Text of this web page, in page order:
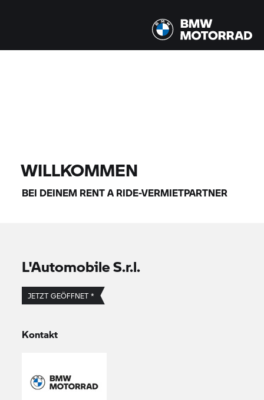
WILLKOMMEN
BEI DEINEM RENT A RIDE-VERMIETPARTNER
L'Automobile S.r.l.
JETZT GEÖFFNET *
Kontakt